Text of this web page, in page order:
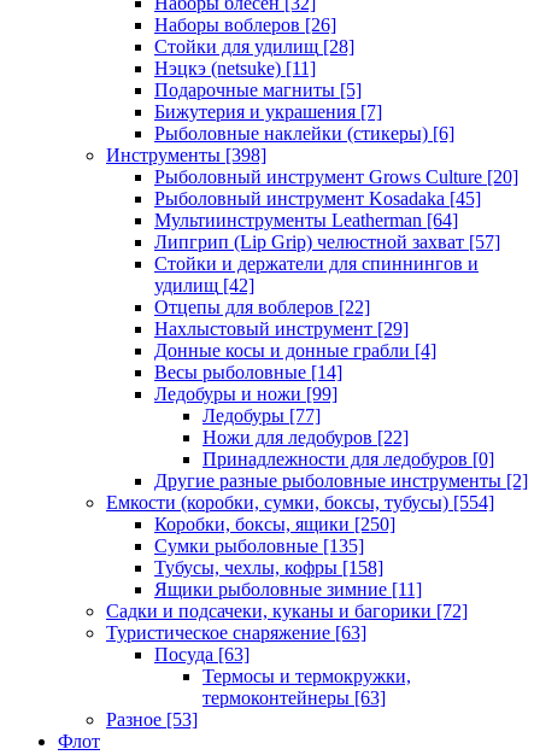
Наборы воблеров [26]
Стойки для удилищ [28]
Нэцкэ (netsuke) [11]
Подарочные магниты [5]
Бижутерия и украшения [7]
Рыболовные наклейки (стикеры) [6]
Инструменты [398]
Рыболовный инструмент Grows Culture [20]
Рыболовный инструмент Kosadaka [45]
Мультиинструменты Leatherman [64]
Липгрип (Lip Grip) челюстной захват [57]
Стойки и держатели для спиннингов и
удилищ [42]
Отцепы для воблеров [22]
Нахлыстовый инструмент [29]
Донные косы и донные грабли [4]
Весы рыболовные [14]
Ледобуры и ножи [99]
Ледобуры [77]
Ножи для ледобуров [22]
Принадлежности для ледобуров [0]
Другие разные рыболовные инструменты [2]
Емкости (коробки, сумки, боксы, тубусы) [554]
Коробки, боксы, ящики [250]
Сумки рыболовные [135]
Тубусы, чехлы, кофры [158]
Ящики рыболовные зимние [11]
Садки и подсачеки, куканы и багорики [72]
Туристическое снаряжение [63]
Посуда [63]
Термосы и термокружки,
термоконтейнеры [63]
Разное [53]
Флот